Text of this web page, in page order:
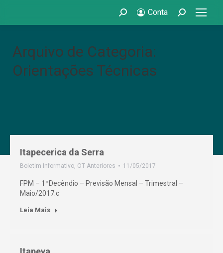
Search: Conta Search:
Arquivo de Categoria:
Orientações Técnicas
Itapecerica da Serra
Boletim Informativo, OT Anteriores 11/05/2017
FPM – 1ºDecêndio – Previsão Mensal – Trimestral –
Maio/2017.c
Leia Mais